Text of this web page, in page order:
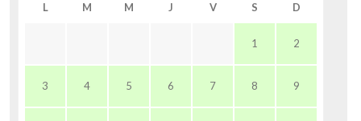
L M M J V S D
1 2
3 4 5 6 7 8 9